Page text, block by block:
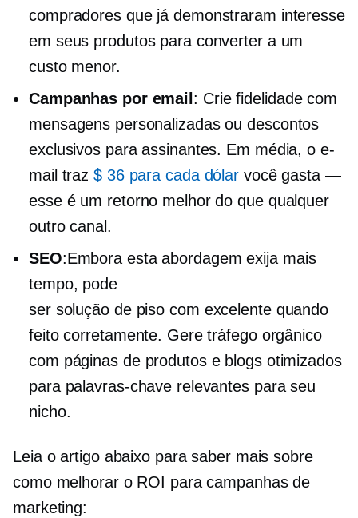
compradores que já demonstraram interesse
em seus produtos para converter a um
custo menor.
Campanhas por email : Crie fidelidade com
mensagens personalizadas ou descontos
exclusivos para assinantes. Em média, o e-
mail traz$ 36 para cada dólar você gasta —
esse é um retorno melhor do que qualquer
outro canal.
SEO:Embora esta abordagem exija mais
tempo, pode
ser solução de piso com excelentequando
feito corretamente. Gere tráfego orgânico
com páginas de produtos e blogs otimizados
para palavras-chave relevantes para seu
nicho.
Leia o artigo abaixo para saber mais sobre
como melhorar o ROI para campanhas de
marketing: